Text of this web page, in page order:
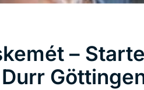
–